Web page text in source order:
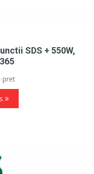
SDS + 550W,
pret